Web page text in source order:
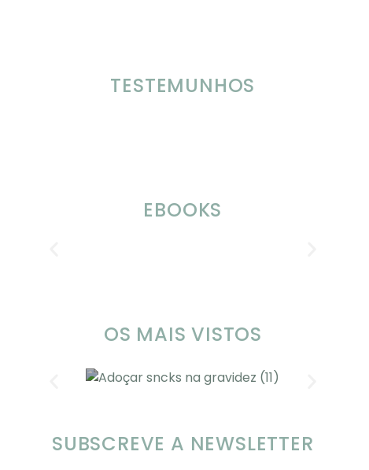
TESTEMUNHOS
EBOOKS
OS MAIS VISTOS
SOMP (SOP): 5 Ideias de Pequenos
SUBSCREVE A NEWSLETTER